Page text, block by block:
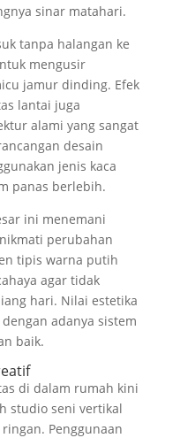
sinar matahari.
tanpa halangan ke
mengusir
jamur dinding. Efek
lantai juga
alami yang sangat
desain
jenis kaca
panas berlebih.
ini menemani
perubahan
tipis warna putih
agar tidak
hari. Nilai estetika
adanya sistem
baik.
di dalam rumah kini
studio seni vertikal
Penggunaan